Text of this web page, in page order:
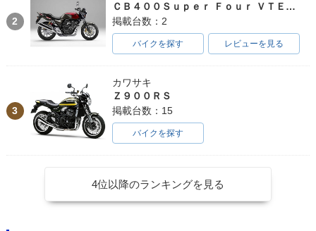
2
ＣＢ４００Ｓｕｐｅｒ Ｆｏｕｒ ＶＴＥＣ ＳＰＥＣ３
掲載台数：2
バイクを探す レビューを見る
3
カワサキ
Ｚ９００ＲＳ
掲載台数：15
バイクを探す
4位以降のランキングを見る